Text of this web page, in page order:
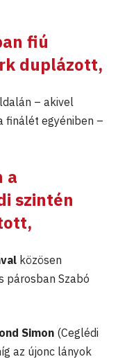
fiú
duplázott,
– akivel
finálét egyéniben –
a
szintén
közösen
párosban Szabó
Simon (Ceglédi
az újonc lányok